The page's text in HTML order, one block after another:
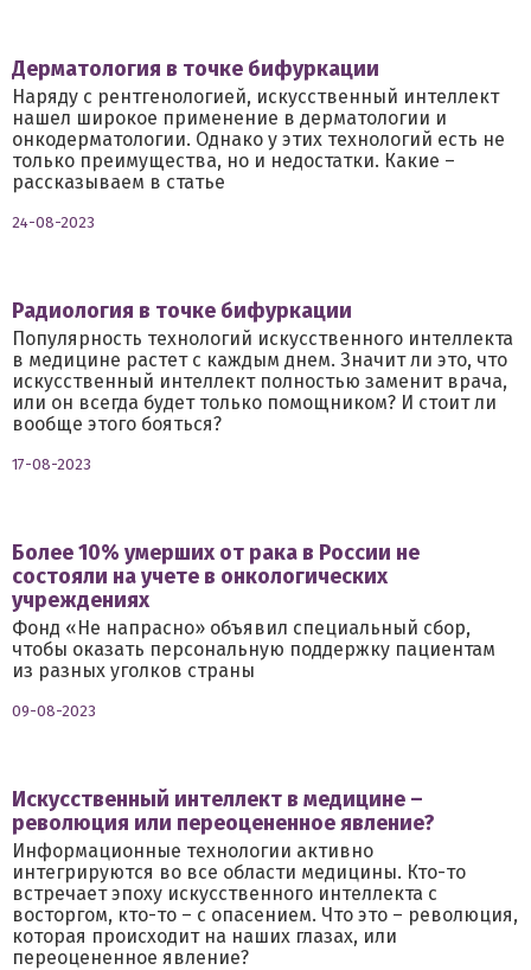
Дерматология в точке бифуркации
Наряду с рентгенологией, искусственный интеллект
нашел широкое применение в дерматологии и
онкодерматологии. Однако у этих технологий есть не
только преимущества, но и недостатки. Какие –
рассказываем в статье
24-08-2023
Радиология в точке бифуркации
Популярность технологий искусственного интеллекта
в медицине растет с каждым днем. Значит ли это, что
искусственный интеллект полностью заменит врача,
или он всегда будет только помощником? И стоит ли
вообще этого бояться?
17-08-2023
Более 10% умерших от рака в России не
состояли на учете в онкологических
учреждениях
Фонд «Не напрасно» объявил специальный сбор,
чтобы оказать персональную поддержку пациентам
из разных уголков страны
09-08-2023
Искусственный интеллект в медицине –
революция или переоцененное явление?
Информационные технологии активно
интегрируются во все области медицины. Кто-то
встречает эпоху искусственного интеллекта с
восторгом, кто-то – с опасением. Что это – революция,
которая происходит на наших глазах, или
переоцененное явление?